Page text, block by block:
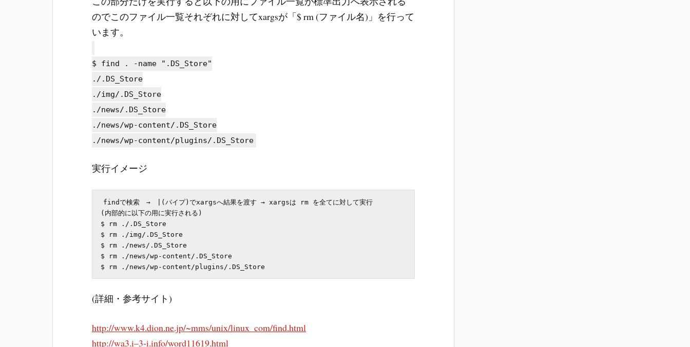
のでこのファイル一覧それぞれに対してxargsが「$ rm (ファイル名)」を行って
います。
$ find . -name ".DS_Store"
./.DS_Store
./img/.DS_Store
./news/.DS_Store
./news/wp-content/.DS_Store
./news/wp-content/plugins/.DS_Store
実行イメージ
findで検索　→　|(パイプ)でxargsへ結果を渡す → xargsは rm を全てに対して実行
(内部的に以下の用に実行される)
$ rm ./.DS_Store
$ rm ./img/.DS_Store
$ rm ./news/.DS_Store
$ rm ./news/wp-content/.DS_Store
(詳細・参考サイト)
http://www.k4.dion.ne.jp/~mms/unix/linux_com/find.html
http://wa3.i–3-i.info/word11619.html